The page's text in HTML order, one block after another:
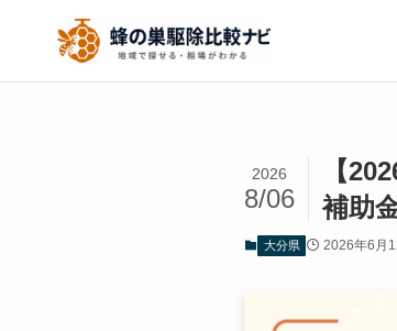
【
補助
2026
8/06
大分県 2026年6月